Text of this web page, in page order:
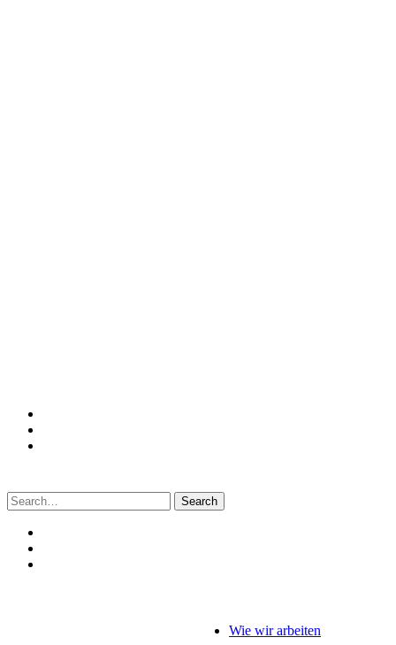
Search
for:
Wie wir arbeiten